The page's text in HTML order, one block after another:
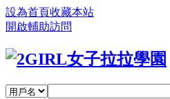
設為首頁收藏本站
開啟輔助訪問